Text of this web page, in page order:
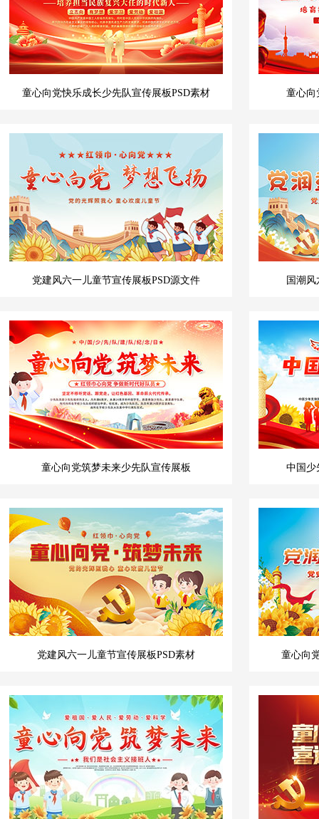
童心向党快乐成长少先队宣传展板PSD素材 童心向
党建风六一儿童节宣传展板PSD源文件 国潮
童心向党筑梦未来少先队宣传展板 中国少
党建风六一儿童节宣传展板PSD素材 童心向